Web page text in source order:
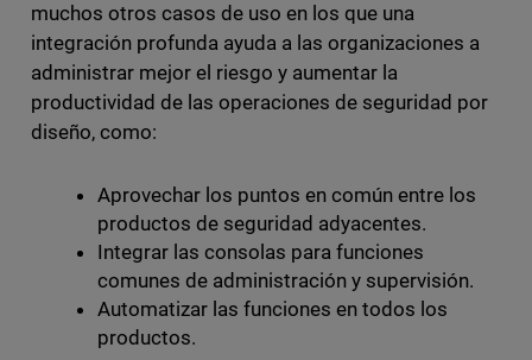
muchos otros casos de uso en los que una
integración profunda ayuda a las organizaciones a
administrar mejor el riesgo y aumentar la
productividad de las operaciones de seguridad por
diseño, como:
Aprovechar los puntos en común entre los
productos de seguridad adyacentes.
Integrar las consolas para funciones
comunes de administración y supervisión.
Automatizar las funciones en todos los
productos.